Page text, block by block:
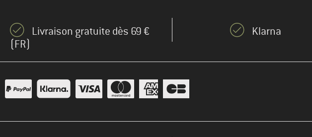
Livraison gratuite dès 69 €
(FR)
Klarna